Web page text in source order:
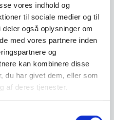
vores indhold og
til sociale medier og til
også oplysninger om
med vores partnere inden
og
kan kombinere disse
du har givet dem, eller som
af deres tjenester.
at spejlet ikke bruger
ikke er tændt i lange
i hustanden)
lampeudtag, eller
og tænder og